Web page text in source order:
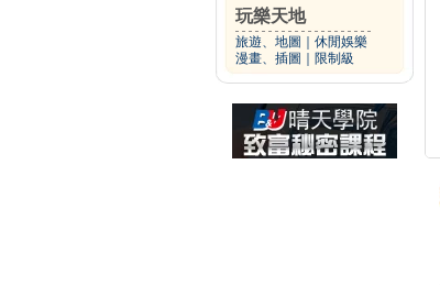
玩樂天地
旅遊、地圖
休閒娛樂
漫畫、插圖
限制級